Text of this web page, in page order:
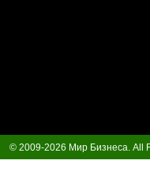
© 2009-2026 Мир Бизнеса. All